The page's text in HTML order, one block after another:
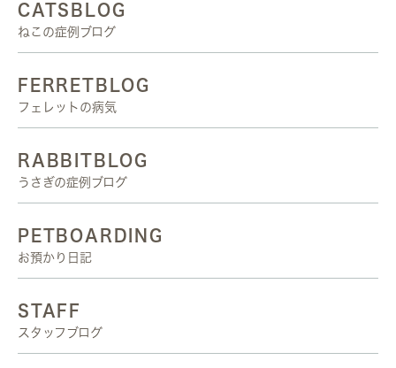
CATSBLOG
ねこの症例ブログ
FERRETBLOG
フェレットの病気
RABBITBLOG
うさぎの症例ブログ
PETBOARDING
お預かり日記
STAFF
スタッフブログ